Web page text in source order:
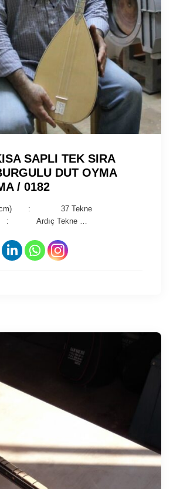
SAPLI TEK SIRA
DUT OYMA
/ 0182
(cm) : 37 Tekne
Tekne …